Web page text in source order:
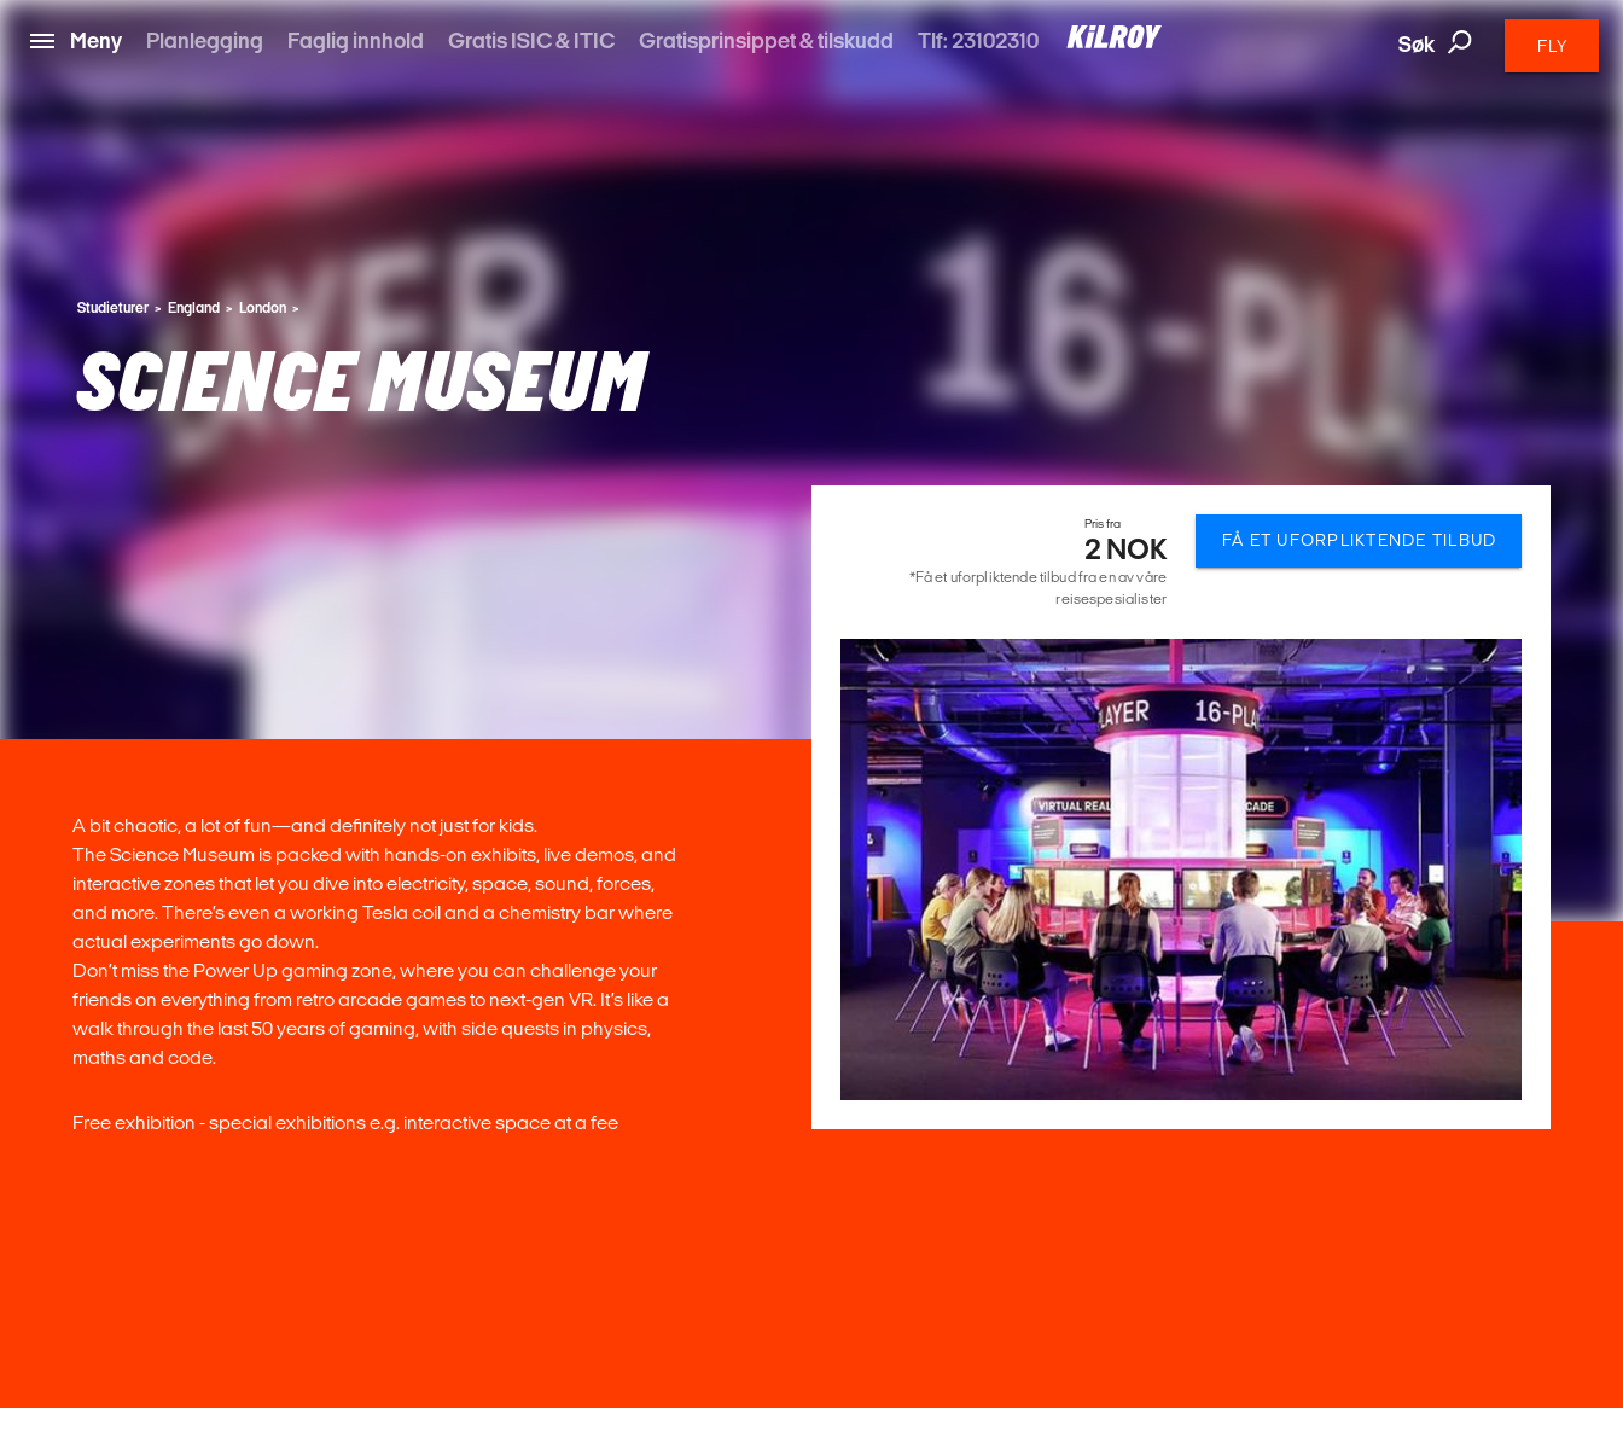
Meny Planlegging Faglig innhold Gratis ISIC & ITIC Gratisprinsippet & tilskudd Tlf: 23102310 Søk FLY
Studieturer England London
SCIENCE MUSEUM
A bit chaotic, a lot of fun—and definitely not just for kids.
The Science Museum is packed with hands-on exhibits, live demos, and
interactive zones that let you dive into electricity, space, sound, forces,
and more. There’s even a working Tesla coil and a chemistry bar where
actual experiments go down.
Don’t miss the Power Up gaming zone, where you can challenge your
friends on everything from retro arcade games to next-gen VR. It’s like a
walk through the last 50 years of gaming, with side quests in physics,
maths and code.
Free exhibition - special exhibitions e.g. interactive space at a fee
Pris fra
2 NOK
*Få et uforpliktende tilbud fra en av våre
reisespesialister
FÅ ET UFORPLIKTENDE TILBUD